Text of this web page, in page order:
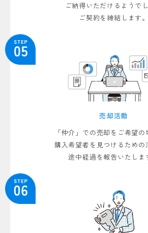
東久留米市東本町の中古戸建 ご成約
中古戸建
クレアメゾン新狭山 1階 ご成約しま
中銀稲荷山公園マンシオン ご成約し
狭山市笹井3丁目の中古戸建 ご成約
狭山市柏原の中古戸建 ご成約しま
事業用
狭山市富士見2丁目の戸建賃貸 ご成
ご納得いただけるようで
ご契約を締結します。
売却活動
「仲介」での売却をご希望の
購入希望者を見つけるための
途中経過を報告いたしま